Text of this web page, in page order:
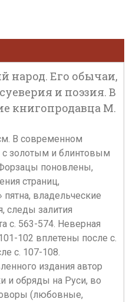
народ. Его обычаи,
и поэзия. В
книгопродавца М.
В современном
с золотым и блинтовым
поновлены,
страниц,
владельческие
следы залития
с. 563-574. Неверная
102 вплетены после с.
с. 107-108.
издания автор
и обряды на Руси, во
(любовные,